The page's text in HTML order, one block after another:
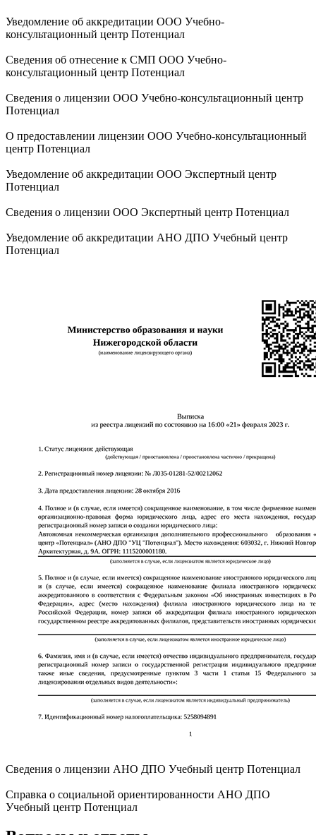
Уведомление об аккредитации ООО Учебно-
консультационный центр Потенциал
Сведения об отнесение к СМП ООО Учебно-
консультационный центр Потенциал
Сведения о лицензии ООО Учебно-консультационный центр
Потенциал
О предоставлении лицензии ООО Учебно-консультационный
центр Потенциал
Уведомление об аккредитации ООО Экспертный центр
Потенциал
Сведения о лицензии ООО Экспертный центр Потенциал
Уведомление об аккредитации АНО ДПО Учебный центр
Потенциал
Сведения о лицензии АНО ДПО Учебный центр Потенциал
Справка о социальной ориентированности АНО ДПО
Учебный центр Потенциал